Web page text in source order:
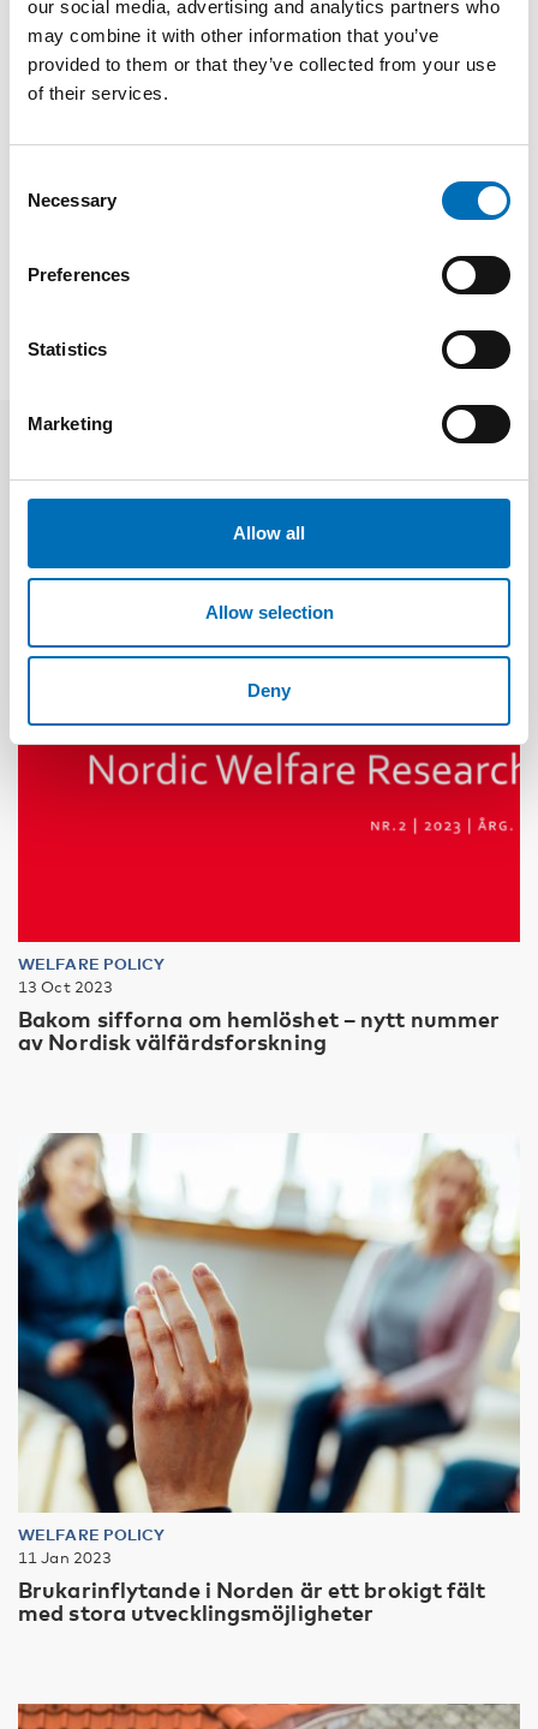
our social media, advertising and analytics partners who
may combine it with other information that you’ve
provided to them or that they’ve collected from your use
of their services.
Selection
Necessary
Preferences
Statistics
Marketing
Allow all
Allow selection
Deny
politik för att tillgodose allas rätt till
en bostad och ett människovärdigt liv.
Vi måste våga tänka stort.”
Related news
WELFARE POLICY
13 Oct 2023
Bakom sifforna om hemlöshet – nytt nummer
av Nordisk välfärdsforskning
WELFARE POLICY
11 Jan 2023
Brukarinflytande i Norden är ett brokigt fält
med stora utvecklingsmöjligheter